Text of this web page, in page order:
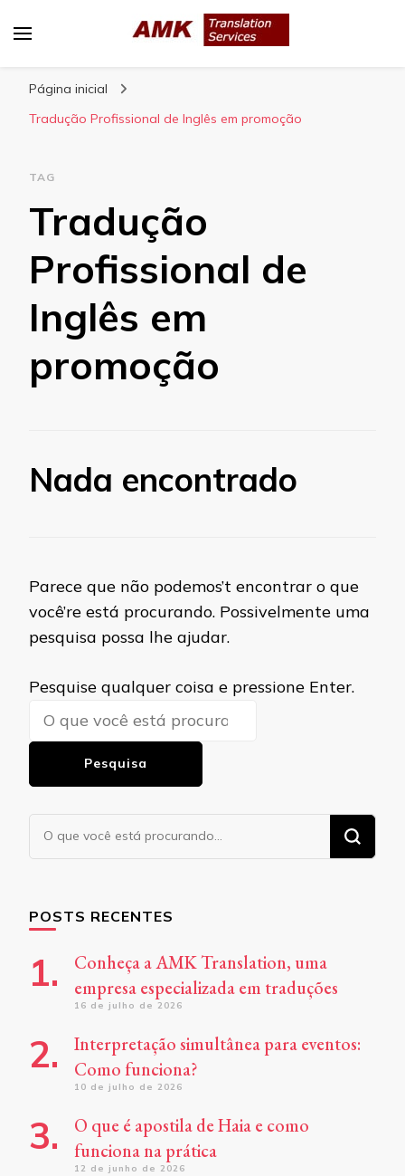
livre, tradução técnica, interpretação
consecutiva, interpretação simultânea, etc.
Página inicial
Tradução Profissional de Inglês em promoção
TAG
Tradução
Profissional de
Inglês em
promoção
Nada encontrado
Parece que não podemos’t encontrar o que
você’re está procurando. Possivelmente uma
pesquisa possa lhe ajudar.
Procurando
algo?
Pesquise qualquer coisa e pressione Enter.
Procurando
algo?
POSTS RECENTES
Conheça a AMK Translation, uma
empresa especializada em traduções
16 de julho de 2026
Interpretação simultânea para eventos:
Como funciona?
10 de julho de 2026
O que é apostila de Haia e como
funciona na prática
12 de junho de 2026